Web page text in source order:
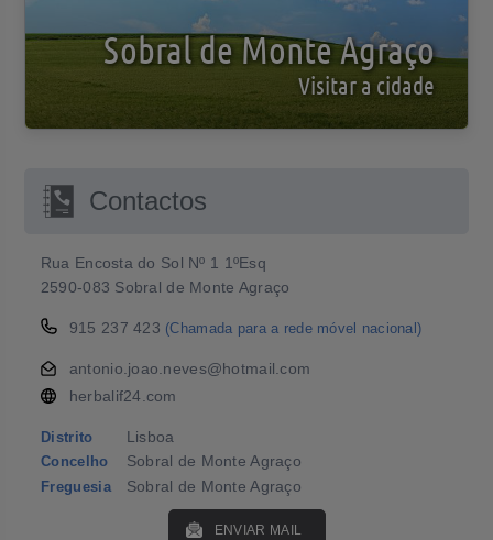
Sobral de Monte Agraço
Visitar a cidade
Contactos
Rua Encosta do Sol Nº 1 1ºEsq
2590-083 Sobral de Monte Agraço
915 237 423 (Chamada para a rede móvel nacional)
antonio.joao.neves@hotmail.com
herbalif24.com
Distrito Lisboa
Concelho Sobral de Monte Agraço
Freguesia Sobral de Monte Agraço
ENVIAR MAIL